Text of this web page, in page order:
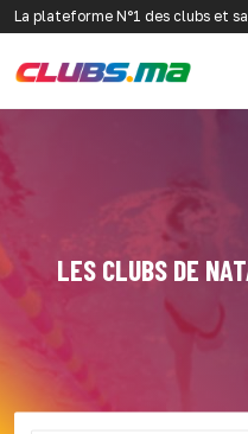
La plateforme N°1 des clubs et
LES CLUBS DE